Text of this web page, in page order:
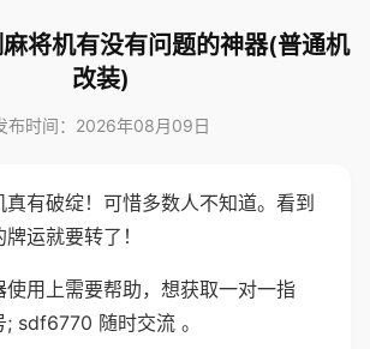
将机有没有问题的神器(普通机
改装)
布时间：2026年08月09日
真有破绽！可惜多数人不知道。看到
运就要转了！
使用上需要帮助，想获取一对一指
sdf6770 随时交流 。